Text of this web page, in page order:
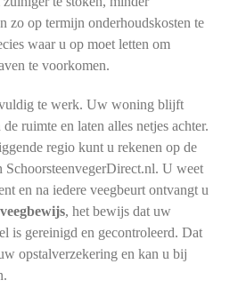
zo op termijn onderhoudskosten te
waar u op moet letten om
te voorkomen.
te werk. Uw woning blijft
ruimte en laten alles netjes achter.
regio kunt u rekenen op de
SchoorsteenvegerDirect.nl. U weet
en na iedere veegbeurt ontvangt u
, het bewijs dat uw
is gereinigd en gecontroleerd. Dat
opstalverzekering en kan u bij